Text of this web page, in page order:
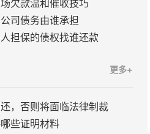
欠款温和催收技巧
司债务由谁承担
担保的债权找谁还款
更多+
，否则将面临法律制裁
些证明材料